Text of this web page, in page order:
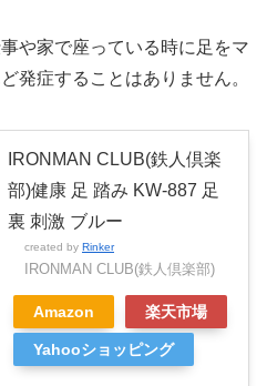
や家で座っている時に足をマ
発症することはありません。
IRONMAN CLUB(鉄人倶楽
部)健康 足 踏み KW-887 足
裏 刺激 ブルー
created by Rinker
IRONMAN CLUB(鉄人倶楽部)
Amazon 楽天市場
Yahooショッピング